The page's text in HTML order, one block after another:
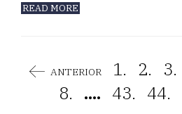
READ MORE
ANTERIOR 1. 2. 3.
8. .... 43. 44.